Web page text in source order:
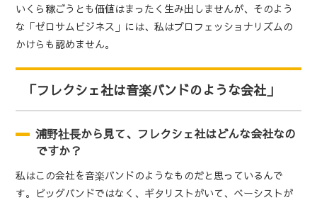
いくら稼ごうとも価値はまったく生み出しませんが、そのよう
な「ゼロサムビジネス」には、私はプロフェッショナリズムの
かけらも認めません。
「フレクシェ社は音楽バンドのような会社」
浦野社長から見て、フレクシェ社はどんな会社なの
ですか？
私はこの会社を音楽バンドのようなものだと思っているんで
す。ビッグバンドではなく、ギタリストがいて、ベーシストが